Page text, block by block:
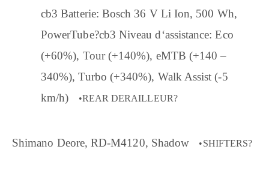
cb3 Batterie: Bosch 36 V Li Ion, 500 Wh,
PowerTube?cb3 Niveau d‘assistance: Eco
(+60%), Tour (+140%), eMTB (+140 –
340%), Turbo (+340%), Walk Assist (-5
km/h) •REAR DERAILLEUR?
Shimano Deore, RD-M4120, Shadow •SHIFTERS?